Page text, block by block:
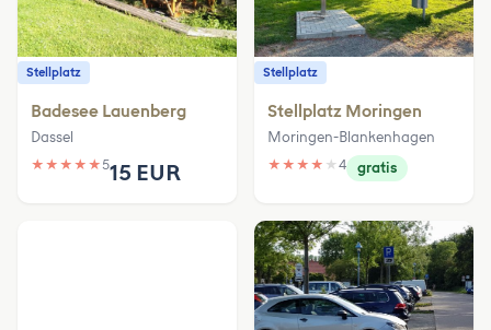
Stellplatz
Badesee Lauenberg
Dassel
★ ★ ★ ★ ★515 EUR
Stellplatz
Stellplatz Moringen
Moringen-Blankenhagen
★ ★ ★ ★ ★ 4 gratis